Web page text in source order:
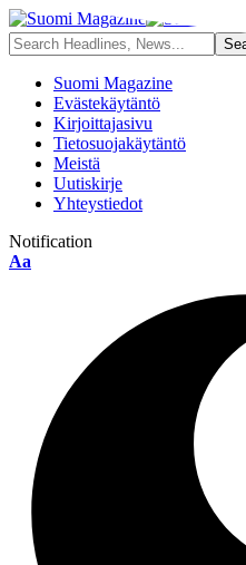
Suomi Magazine
Evästekäytäntö
Kirjoittajasivu
Tietosuojakäytäntö
Meistä
Uutiskirje
Yhteystiedot
Notification
Font
Aa